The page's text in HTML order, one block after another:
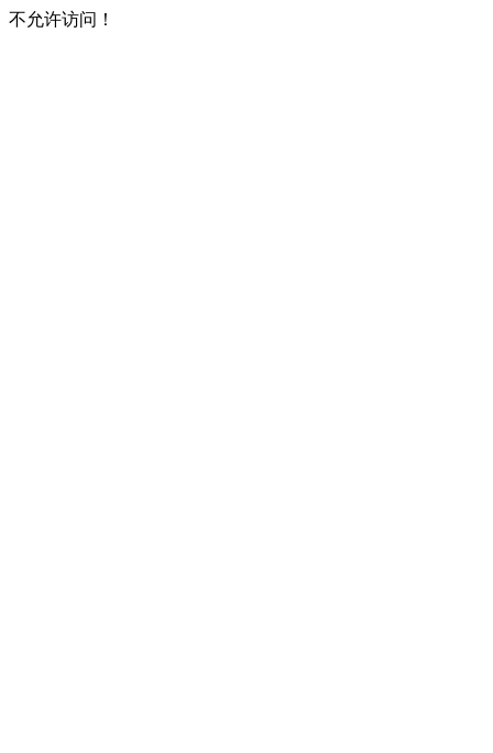
不允许访问！